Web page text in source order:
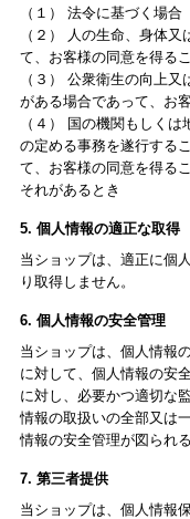
（１） 法令に基づく場合
（２） 人の生命、身体
て、お客様の同意を得る
（３） 公衆衛生の向上
がある場合であって、お
（４） 国の機関もしく
の定める事務を遂行する
て、お客様の同意を得る
それがあるとき
5. 個人情報の適正な取得
当ショップは、適正に個
り取得しません。
6. 個人情報の安全管理
当ショップは、個人情報
に対して、個人情報の安
に対し、必要かつ適切な
情報の取扱いの全部又は
情報の安全管理が図られ
7. 第三者提供
当ショップは、個人情報